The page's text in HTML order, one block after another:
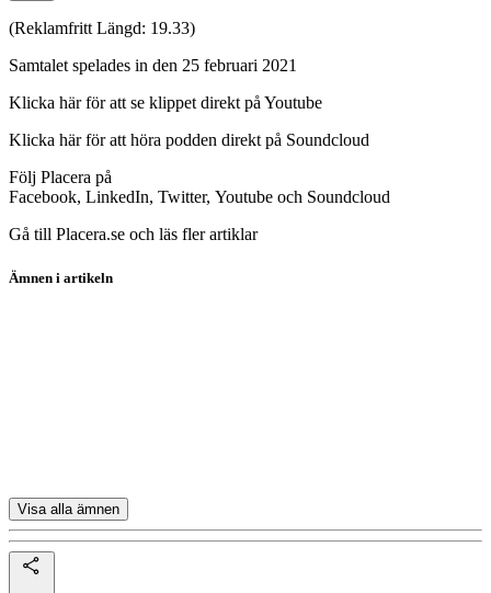
(Reklamfritt Längd: 19.33)
Samtalet spelades in den 25 februari 2021
Klicka här för att se klippet direkt på Youtube
Klicka här för att höra podden direkt på Soundcloud
Följ Placera på
Facebook, LinkedIn, Twitter, Youtube och Soundcloud
Gå till Placera.se och läs fler artiklar
Ämnen i artikeln
Visa alla ämnen